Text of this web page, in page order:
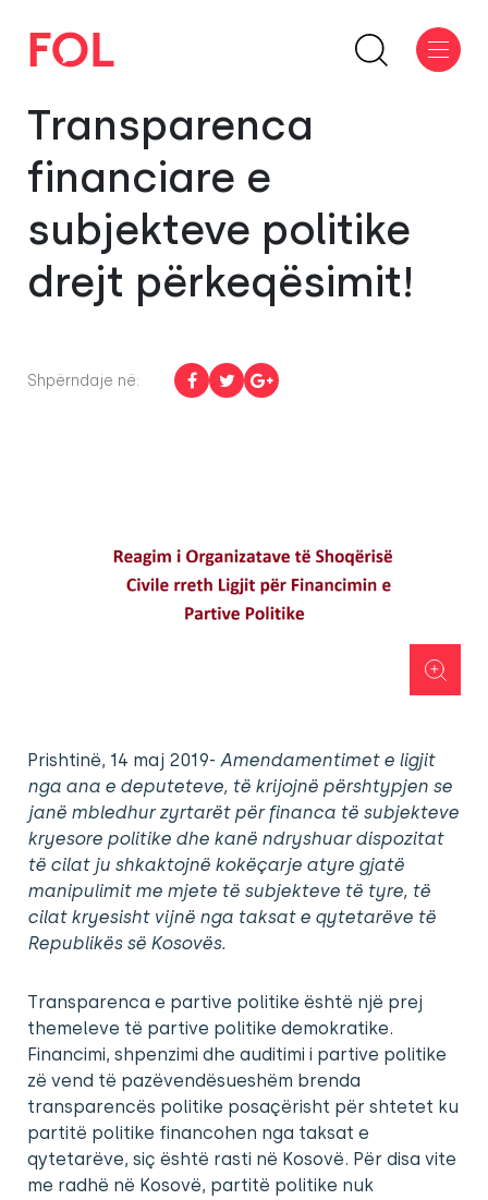
Transparenca
financiare e
subjekteve politike
drejt përkeqësimit!
Shpërndaje në:
Prishtinë, 14 maj 2019- Amendamentimet e ligjit
nga ana e deputeteve, të krijojnë përshtypjen se
janë mbledhur zyrtarët për financa të subjekteve
kryesore politike dhe kanë ndryshuar dispozitat
të cilat ju shkaktojnë kokëçarje atyre gjatë
manipulimit me mjete të subjekteve të tyre, të
cilat kryesisht vijnë nga taksat e qytetarëve të
Republikës së Kosovës.
Transparenca e partive politike është një prej
themeleve të partive politike demokratike.
Financimi, shpenzimi dhe auditimi i partive politike
zë vend të pazëvendësueshëm brenda
transparencës politike posaçërisht për shtetet ku
partitë politike financohen nga taksat e
qytetarëve, siç është rasti në Kosovë. Për disa vite
me radhë në Kosovë, partitë politike nuk